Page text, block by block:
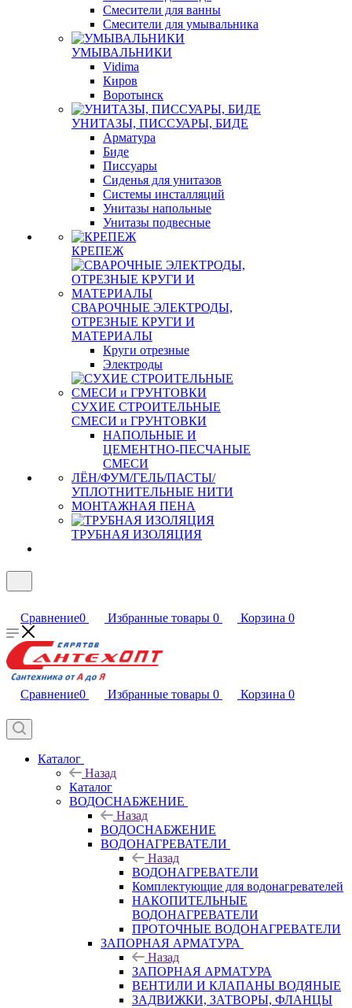
Смесители для ванны
Смесители для умывальника
УМЫВАЛЬНИКИ
Vidima
Киров
Воротынск
УНИТАЗЫ, ПИССУАРЫ, БИДЕ
Арматура
Биде
Писсуары
Сиденья для унитазов
Системы инсталляций
Унитазы напольные
Унитазы подвесные
КРЕПЕЖ
СВАРОЧНЫЕ ЭЛЕКТРОДЫ,
ОТРЕЗНЫЕ КРУГИ И
МАТЕРИАЛЫ
Круги отрезные
Электроды
СУХИЕ СТРОИТЕЛЬНЫЕ
СМЕСИ и ГРУНТОВКИ
НАПОЛЬНЫЕ И
ЦЕМЕНТНО-ПЕСЧАНЫЕ
СМЕСИ
ЛЁН/ФУМ/ГЕЛЬ/ПАСТЫ/
УПЛОТНИТЕЛЬНЫЕ НИТИ
МОНТАЖНАЯ ПЕНА
ТРУБНАЯ ИЗОЛЯЦИЯ
Сравнение0 Избранные товары 0 Корзина 0
Сравнение0 Избранные товары 0 Корзина 0
Каталог
Назад
Каталог
ВОДОСНАБЖЕНИЕ
Назад
ВОДОСНАБЖЕНИЕ
ВОДОНАГРЕВАТЕЛИ
Назад
ВОДОНАГРЕВАТЕЛИ
Комплектующие для водонагревателей
НАКОПИТЕЛЬНЫЕ
ВОДОНАГРЕВАТЕЛИ
ПРОТОЧНЫЕ ВОДОНАГРЕВАТЕЛИ
ЗАПОРНАЯ АРМАТУРА
Назад
ЗАПОРНАЯ АРМАТУРА
ВЕНТИЛИ И КЛАПАНЫ ВОДЯНЫЕ
ЗАДВИЖКИ, ЗАТВОРЫ, ФЛАНЦЫ